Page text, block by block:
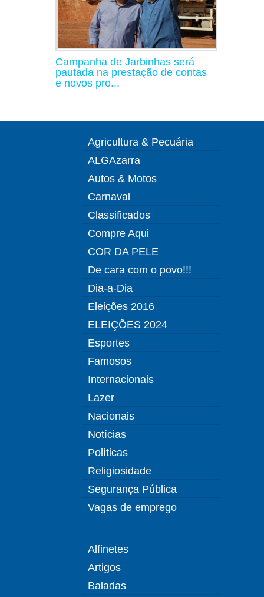
Campanha de Jarbinhas será
pautada na prestação de contas
e novos pro...
Agricultura & Pecuária
ALGAzarra
Autos & Motos
Carnaval
Classificados
Compre Aqui
COR DA PELE
De cara com o povo!!!
Dia-a-Dia
Eleições 2016
ELEIÇÕES 2024
Esportes
Famosos
Internacionais
Lazer
Nacionais
Notícias
Políticas
Religiosidade
Segurança Pública
Vagas de emprego
Alfinetes
Artigos
Baladas